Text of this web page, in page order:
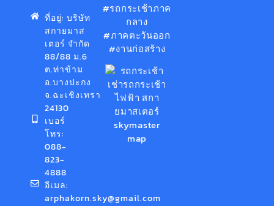
ที่อยู่: บริษัท
สกายมาส
เตอร์ จำกัด
88/88 ม.6
ต.ท่าข้าม
อ.บางปะกง
จ.ฉะเชิงเทรา
24130
เบอร์
โทร:
088-
823-
4888
อีเมล:
arphakorn.sky@gmail.com
#รถกระเช้าภาค
กลาง
#ภาคตะวันออก
#งานก่อสร้าง